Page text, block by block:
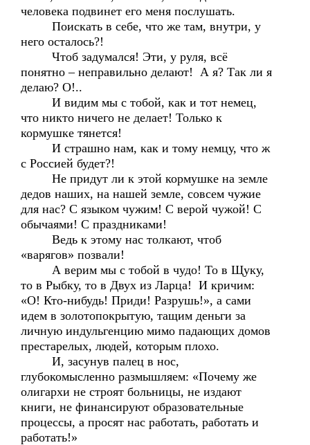
человека подвинет его меня послушать.
Поискать в себе, что же там, внутри, у
него осталось?!
Чтоб задумался! Эти, у руля, всё
понятно – неправильно делают! А я? Так ли я
делаю? О!..
И видим мы с тобой, как и тот немец,
что никто ничего не делает! Только к
кормушке тянется!
И страшно нам, как и тому немцу, что ж
с Россией будет?!
Не придут ли к этой кормушке на земле
дедов наших, на нашей земле, совсем чужие
для нас? С языком чужим! С верой чужой! С
обычаями! С праздниками!
Ведь к этому нас толкают, чтоб
«варягов» позвали!
А верим мы с тобой в чудо! То в Щуку,
то в Рыбку, то в Двух из Ларца! И кричим:
«О! Кто-нибудь! Приди! Разрушь!», а сами
идем в золотопокрытую, тащим деньги за
личную индульгенцию мимо падающих домов
престарелых, людей, которым плохо.
И, засунув палец в нос,
глубокомысленно размышляем: «Почему же
олигархи не строят больницы, не издают
книги, не финансируют образовательные
процессы, а просят нас работать, работать и
работать!»